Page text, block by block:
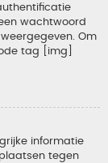
wachtwoord
Om
tag [img]
informatie
tegen